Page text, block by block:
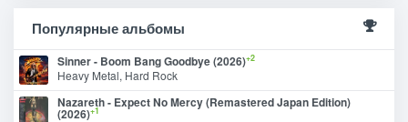
Популярные альбомы
Sinner - Boom Bang Goodbye (2026)+2
Heavy Metal, Hard Rock
Nazareth - Expect No Mercy (Remastered Japan Edition)
(2026)+1